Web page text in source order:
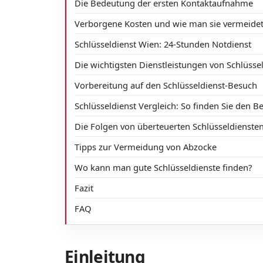
Die Bedeutung der ersten Kontaktaufnahme
Verborgene Kosten und wie man sie vermeidet
Schlüsseldienst Wien: 24-Stunden Notdienst
Die wichtigsten Dienstleistungen von
Vorbereitung auf den Schlüsseldienst-Besuch
Schlüsseldienst Vergleich: So finden Sie den
Die Folgen von überteuerten Schlüsseldiensten
Tipps zur Vermeidung von Abzocke
Wo kann man gute Schlüsseldienste finden?
Fazit
FAQ
Einleitung